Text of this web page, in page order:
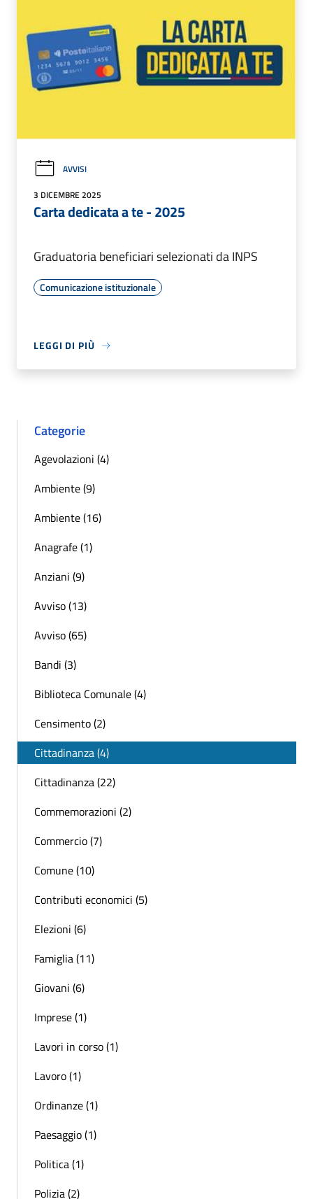
AVVISI
3 DICEMBRE 2025
Carta dedicata a te - 2025
Graduatoria beneficiari selezionati da INPS
Comunicazione istituzionale
LEGGI DI PIÙ
Categorie
Agevolazioni (4)
Ambiente (9)
Ambiente (16)
Anagrafe (1)
Anziani (9)
Avviso (13)
Avviso (65)
Bandi (3)
Biblioteca Comunale (4)
Censimento (2)
Cittadinanza (4)
Cittadinanza (22)
Commemorazioni (2)
Commercio (7)
Comune (10)
Contributi economici (5)
Elezioni (6)
Famiglia (11)
Giovani (6)
Imprese (1)
Lavori in corso (1)
Lavoro (1)
Ordinanze (1)
Paesaggio (1)
Politica (1)
Polizia (2)